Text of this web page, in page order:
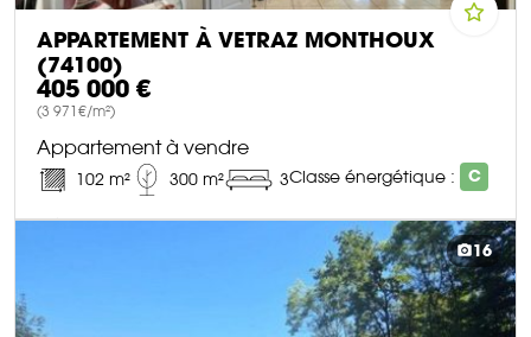
APPARTEMENT À VETRAZ MONTHOUX
(74100)
405 000 €
(3 971€/m²)
Appartement à vendre
102 m² 300 m² 3Classe énergétique : C
16